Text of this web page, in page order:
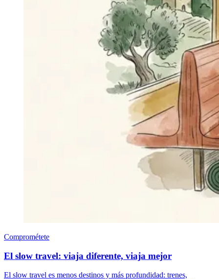
Comprométete
El slow travel: viaja diferente, viaja mejor
El slow travel es menos destinos y más profundidad: trenes,